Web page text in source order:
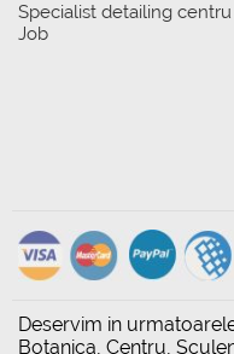
Specialist detailing centru
Job
Deservim in
Botanica, Centru,